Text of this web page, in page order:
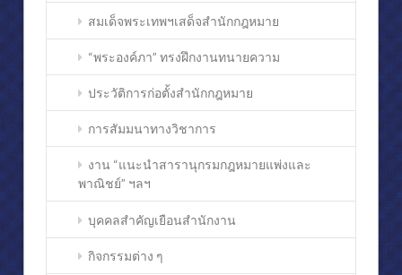
สมเด็จพระเทพฯเสด็จสำนักกฎหมาย
“พระองค์ภา” ทรงฝึกงานทนายความ
ประวัติการก่อตั้งสำนักกฎหมาย
การสัมมนาทางวิชาการ
งาน “แนะนำสารานุกรมกฎหมายแพ่งและ
พาณิชย์” ฯลฯ
บุคคลสำคัญเยือนสำนักงาน
กิจกรรมต่าง ๆ